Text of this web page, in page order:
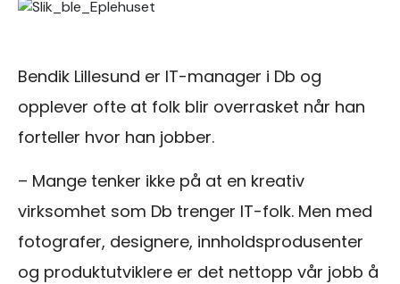
Bendik Lillesund er IT-manager i Db og
opplever ofte at folk blir overrasket når han
forteller hvor han jobber.
– Mange tenker ikke på at en kreativ
virksomhet som Db trenger IT-folk. Men med
fotografer, designere, innholdsprodusenter
og produktutviklere er det nettopp vår jobb å